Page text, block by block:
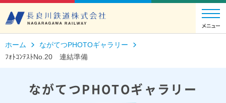
ホーム
ながてつPHOTOギャラリー
ﾌｫﾄｺﾝﾃｽﾄNo.20 連結準備
ながてつPHOTOギャラリー